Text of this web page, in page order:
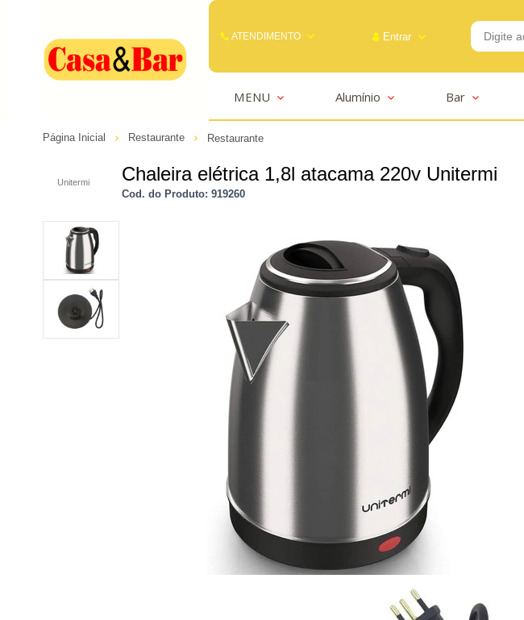
ATENDIMENTO
(85) 99291-2625
Entrar
MENU Alumínio Bar
Página Inicial Restaurante Restaurante
Unitermi Chaleira elétrica 1,8l atacama 220v Unitermi
Cod. do Produto: 919260